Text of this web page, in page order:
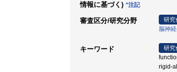
情報に基づく) *注記
審査区分/研究分野
研究
脳神
キーワード
研究
rigid-